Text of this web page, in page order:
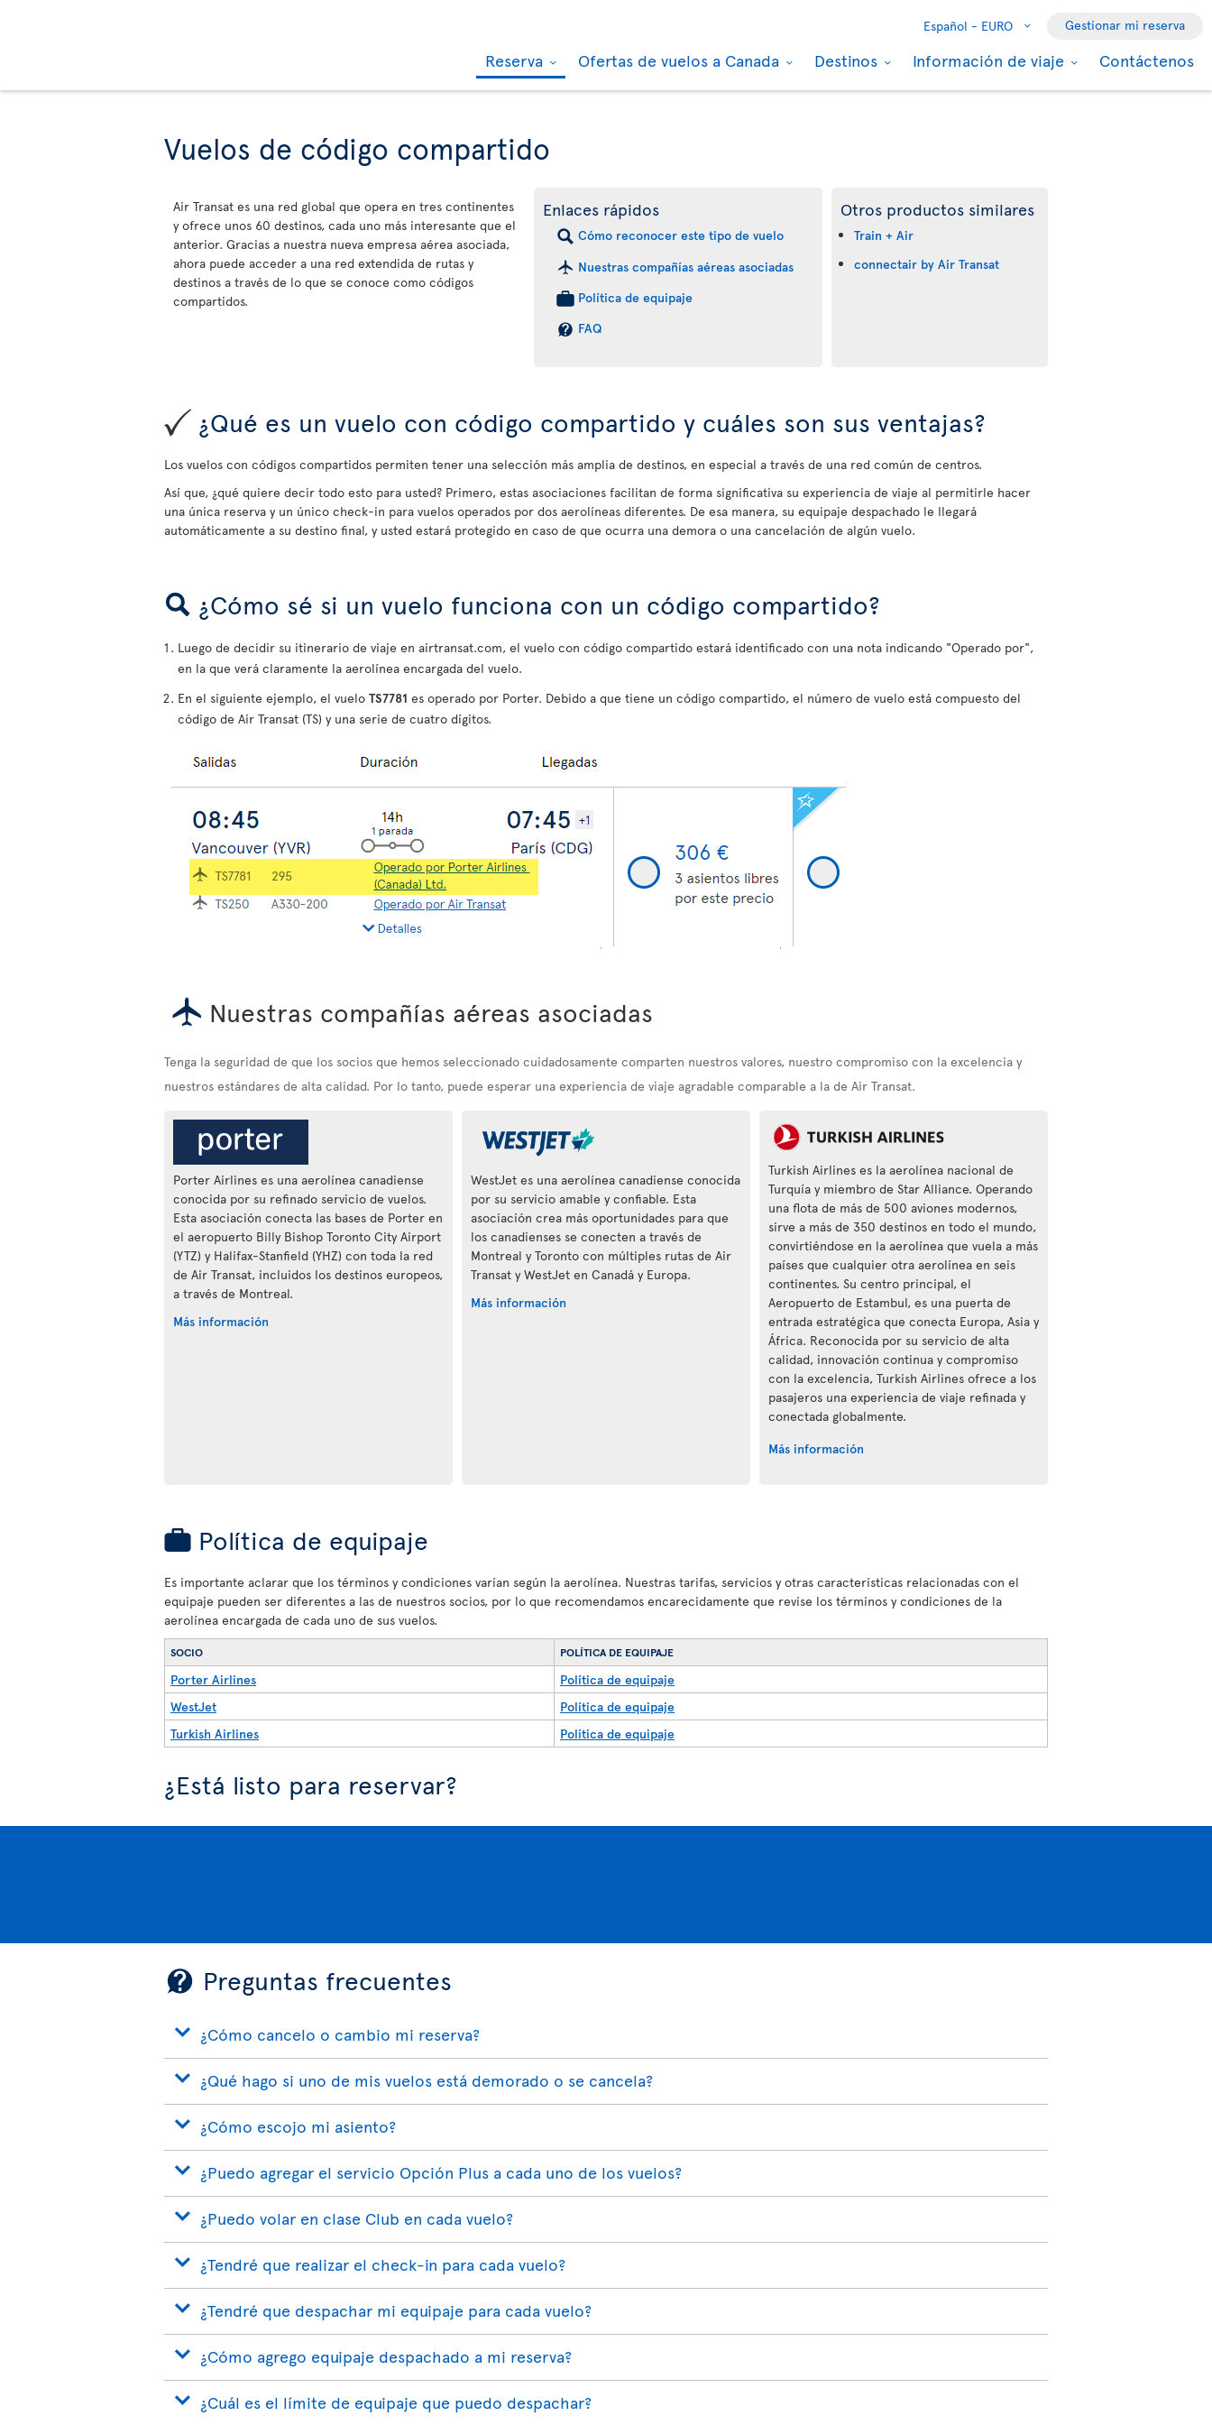
Español - EURO Gestionar mi reserva
Reserva Ofertas de vuelos a Canada Destinos Información de viaje Contáctenos
Vuelos de código compartido
Air Transat es una red global que opera en tres continentes
y ofrece unos 60 destinos, cada uno más interesante que el
anterior. Gracias a nuestra nueva empresa aérea asociada,
ahora puede acceder a una red extendida de rutas y
destinos a través de lo que se conoce como códigos
compartidos.
Enlaces rápidos
Cómo reconocer este tipo de vuelo
Nuestras compañías aéreas asociadas
Política de equipaje
FAQ
Otros productos similares
Train + Air
connectair by Air Transat
¿Qué es un vuelo con código compartido y cuáles son sus ventajas?
Los vuelos con códigos compartidos permiten tener una selección más amplia de destinos, en especial a través de una red común de centros.
Así que, ¿qué quiere decir todo esto para usted? Primero, estas asociaciones facilitan de forma significativa su experiencia de viaje al permitirle hacer
una única reserva y un único check-in para vuelos operados por dos aerolíneas diferentes. De esa manera, su equipaje despachado le llegará
automáticamente a su destino final, y usted estará protegido en caso de que ocurra una demora o una cancelación de algún vuelo.
¿Cómo sé si un vuelo funciona con un código compartido?
Luego de decidir su itinerario de viaje en airtransat.com, el vuelo con código compartido estará identificado con una nota indicando "Operado por",
en la que verá claramente la aerolínea encargada del vuelo.
En el siguiente ejemplo, el vuelo TS7781 es operado por Porter. Debido a que tiene un código compartido, el número de vuelo está compuesto del
código de Air Transat (TS) y una serie de cuatro dígitos.
Nuestras compañías aéreas asociadas
Tenga la seguridad de que los socios que hemos seleccionado cuidadosamente comparten nuestros valores, nuestro compromiso con la excelencia y
nuestros estándares de alta calidad. Por lo tanto, puede esperar una experiencia de viaje agradable comparable a la de Air Transat.
Porter Airlines es una aerolínea canadiense
conocida por su refinado servicio de vuelos.
Esta asociación conecta las bases de Porter en
el aeropuerto Billy Bishop Toronto City Airport
(YTZ) y Halifax-Stanfield (YHZ) con toda la red
de Air Transat, incluidos los destinos europeos,
a través de Montreal.
Más información
WestJet es una aerolínea canadiense conocida
por su servicio amable y confiable. Esta
asociación crea más oportunidades para que
los canadienses se conecten a través de
Montreal y Toronto con múltiples rutas de Air
Transat y WestJet en Canadá y Europa.
Más información
Turkish Airlines es la aerolínea nacional de
Turquía y miembro de Star Alliance. Operando
una flota de más de 500 aviones modernos,
sirve a más de 350 destinos en todo el mundo,
convirtiéndose en la aerolínea que vuela a más
países que cualquier otra aerolínea en seis
continentes. Su centro principal, el
Aeropuerto de Estambul, es una puerta de
entrada estratégica que conecta Europa, Asia y
África. Reconocida por su servicio de alta
calidad, innovación continua y compromiso
con la excelencia, Turkish Airlines ofrece a los
pasajeros una experiencia de viaje refinada y
conectada globalmente.
Más información
Política de equipaje
Es importante aclarar que los términos y condiciones varían según la aerolínea. Nuestras tarifas, servicios y otras características relacionadas con el
equipaje pueden ser diferentes a las de nuestros socios, por lo que recomendamos encarecidamente que revise los términos y condiciones de la
aerolínea encargada de cada uno de sus vuelos.
SOCIO POLÍTICA DE EQUIPAJE
Porter Airlines
Política de equipaje
WestJet
Política de equipaje
Turkish Airlines
Política de equipaje
¿Está listo para reservar?
Preguntas frecuentes
¿Cómo cancelo o cambio mi reserva?
¿Qué hago si uno de mis vuelos está demorado o se cancela?
¿Cómo escojo mi asiento?
¿Puedo agregar el servicio Opción Plus a cada uno de los vuelos?
¿Puedo volar en clase Club en cada vuelo?
¿Tendré que realizar el check-in para cada vuelo?
¿Tendré que despachar mi equipaje para cada vuelo?
¿Cómo agrego equipaje despachado a mi reserva?
¿Cuál es el límite de equipaje que puedo despachar?